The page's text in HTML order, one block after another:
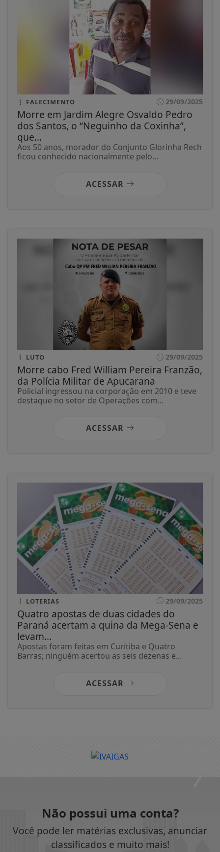
FALECIMENTO 29/09/2025
Morre em Jardim Alegre Osvaldo Pedro
dos Santos, o “Neguinho da Coxinha”,
que...
Aos 50 anos, morador do Conjunto Glorinha Rech
ficou conhecido nacionalmente pelo...
ACESSAR
LUTO 29/09/2025
Morre cabo Fred William Pereira Franzão,
da Polícia Militar de Apucarana
Policial ingressou na corporação em 2010 e teve
destaque no setor de Operações com...
ACESSAR
LOTERIAS 29/09/2025
Quatro apostas de duas cidades do
Paraná acertam a quina da Mega-Sena e
levam...
Apostas foram feitas em Curitiba e Quatro
Barras; ninguém acertou as seis dezenas e...
ACESSAR
Não possui uma conta?
Você pode ler matérias exclusivas, anunciar
classificados e muito mais!